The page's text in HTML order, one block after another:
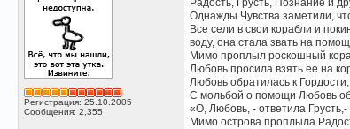
Регистрация: 25.10.2005
Сообщения: 2,355
Радость, Грусть, Познание и
Однажды Чувства заметили,
Все сели в свои корабли и
воду, она стала звать на
Мимо проплыл роскошный
Любовь просила взять ее на
Любовь обратилась к
С мольбой о помощи Любовь
«О, Любовь, - ответила
Мимо острова проплыла